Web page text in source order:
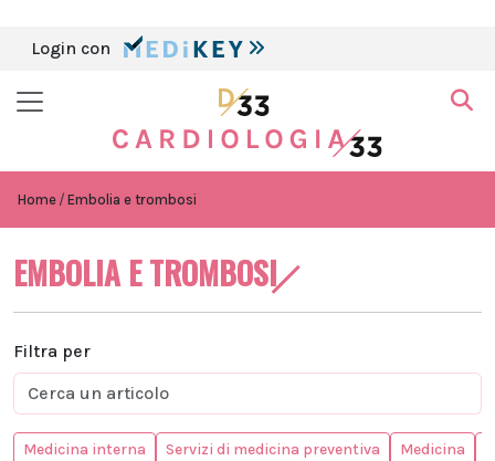
Login con
Home Embolia e trombosi
EMBOLIA E TROMBOSI
Filtra per
Medicina interna Servizi di medicina preventiva Medicina